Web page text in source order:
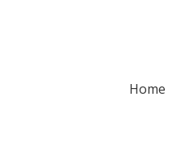
Home